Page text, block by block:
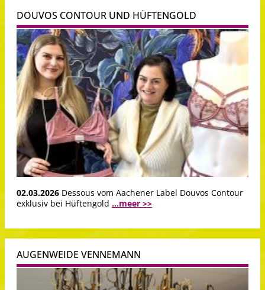
DOUVOS CONTOUR UND HÜFTENGOLD
02.03.2026 Dessous vom Aachener Label Douvos Contour
exklusiv bei Hüftengold ...meer >>
AUGENWEIDE VENNEMANN